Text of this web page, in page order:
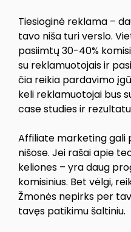
Tiesioginė reklama –
tavo niša turi verslo.
pasiimtų 30-40%
su reklamuotojais ir
čia reikia pardavimo
keli reklamuotojai bus
case studies ir
Affiliate marketing gali
nišose. Jei rašai apie
keliones – yra daug
komisinius. Bet vėlgi,
Žmonės nepirks per
tavęs patikimu šaltiniu.